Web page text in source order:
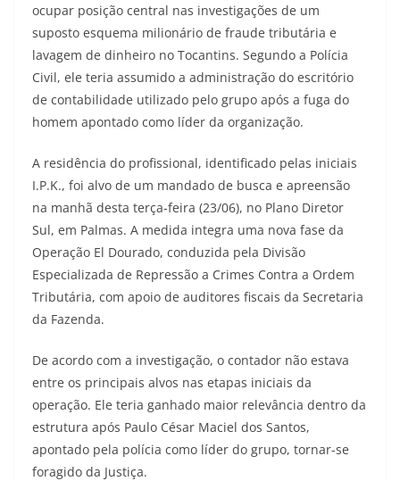
ocupar posição central nas investigações de um
suposto esquema milionário de fraude tributária e
lavagem de dinheiro no Tocantins. Segundo a Polícia
Civil, ele teria assumido a administração do escritório
de contabilidade utilizado pelo grupo após a fuga do
homem apontado como líder da organização.
A residência do profissional, identificado pelas iniciais
I.P.K., foi alvo de um mandado de busca e apreensão
na manhã desta terça-feira (23/06), no Plano Diretor
Sul, em Palmas. A medida integra uma nova fase da
Operação El Dourado, conduzida pela Divisão
Especializada de Repressão a Crimes Contra a Ordem
Tributária, com apoio de auditores fiscais da Secretaria
da Fazenda.
De acordo com a investigação, o contador não estava
entre os principais alvos nas etapas iniciais da
operação. Ele teria ganhado maior relevância dentro da
estrutura após Paulo César Maciel dos Santos,
apontado pela polícia como líder do grupo, tornar-se
foragido da Justiça.